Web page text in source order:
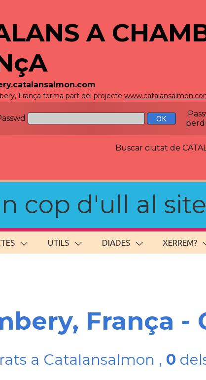
A
França forma part del projecte
Buscar ciutat de
cop d'ull al
UTILS DIADES XERREM?
França -
a Catalansalmon , 0